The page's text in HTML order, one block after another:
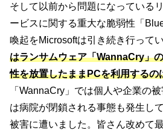
そして以前から問題になっている
ービスに関する重大な脆弱性「
喚起をMicrosoftは引き続き行ってい
はランサムウェア「WannaCry」
性を放置したままPCを利用するの
「WannaCry」では個人や企業の
は病院が閉鎖される事態も発生し
被害に遭いました。皆さん改めて